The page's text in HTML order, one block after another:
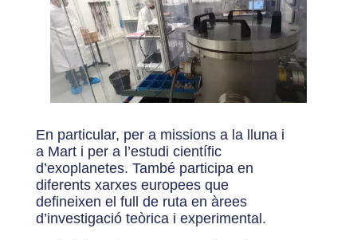
En particular, per a missions a la lluna i
a Mart i per a l’estudi científic
d’exoplanetes. També participa en
diferents xarxes europees que
defineixen el full de ruta en àrees
d’investigació teòrica i experimental.